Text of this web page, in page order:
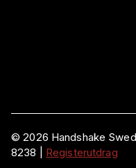
©2026 Handshake
8238
Registerutdrag